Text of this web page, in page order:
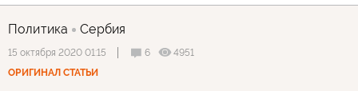
Политика Сербия
15 октября 2020 01:15 6
4951
ОРИГИНАЛ СТАТЬИ